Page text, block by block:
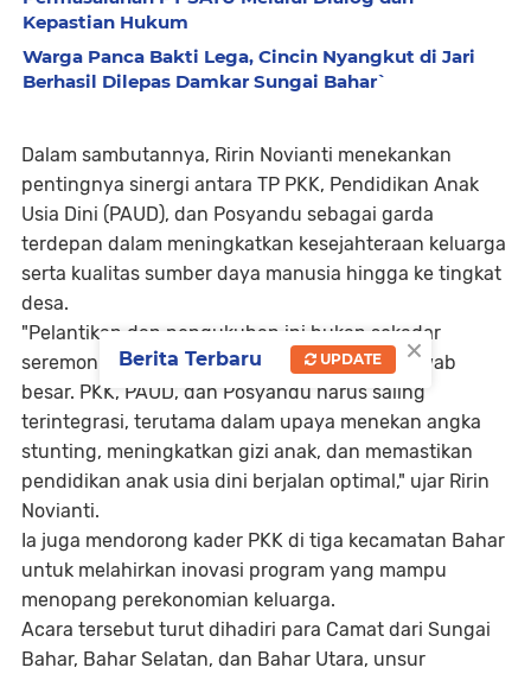
Kepastian Hukum
Warga Panca Bakti Lega, Cincin Nyangkut di Jari
Berhasil Dilepas Damkar Sungai Bahar`
Dalam sambutannya, Ririn Novianti menekankan
pentingnya sinergi antara TP PKK, Pendidikan Anak
Usia Dini (PAUD), dan Posyandu sebagai garda
terdepan dalam meningkatkan kesejahteraan keluarga
serta kualitas sumber daya manusia hingga ke tingkat
desa.
"Pelantikan dan pengukuhan ini bukan sekadar
seremonial, melainkan awal dari tanggung jawab
besar. PKK, PAUD, dan Posyandu harus saling
terintegrasi, terutama dalam upaya menekan angka
stunting, meningkatkan gizi anak, dan memastikan
pendidikan anak usia dini berjalan optimal," ujar Ririn
Novianti.
Ia juga mendorong kader PKK di tiga kecamatan Bahar
untuk melahirkan inovasi program yang mampu
menopang perekonomian keluarga.
Acara tersebut turut dihadiri para Camat dari Sungai
Bahar, Bahar Selatan, dan Bahar Utara, unsur
×
Berita Terbaru UPDATE